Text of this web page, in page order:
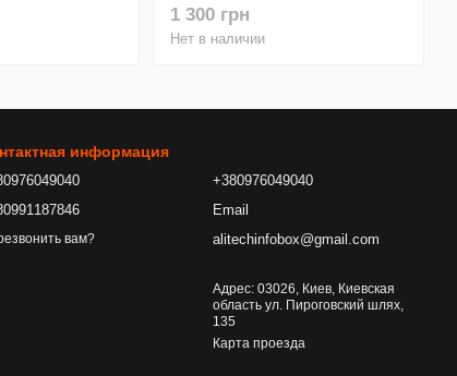
1 300 грн
Нет в наличии
информация
вам?
+380976049040
Email
alitechinfobox@gmail.com
Адрес: 03026, Киев, Киевская
область ул. Пироговский шлях,
135
Карта проезда